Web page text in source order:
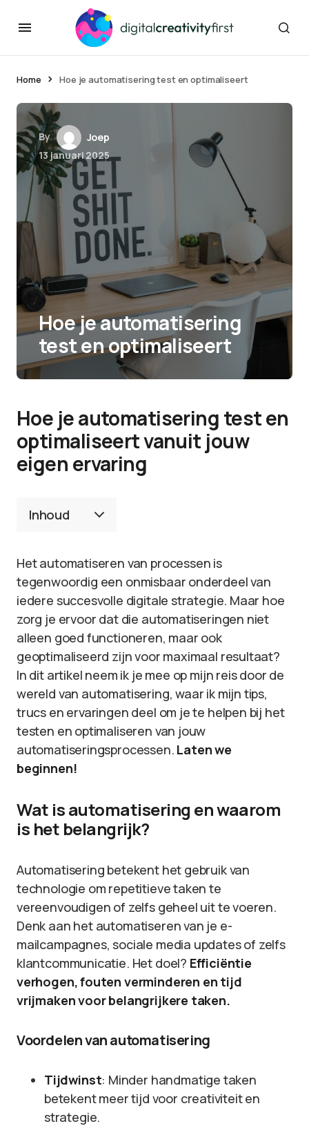
Home Hoe je automatisering test en optimaliseert
By
Joep
13 januari 2025
Hoe je automatisering
test en optimaliseert
Hoe je automatisering test en
optimaliseert vanuit jouw
eigen ervaring
Inhoud
Het automatiseren van processen is
tegenwoordig een onmisbaar onderdeel van
iedere succesvolle digitale strategie. Maar hoe
zorg je ervoor dat die automatiseringen niet
alleen goed functioneren, maar ook
geoptimaliseerd zijn voor maximaal resultaat?
In dit artikel neem ik je mee op mijn reis door de
wereld van automatisering, waar ik mijn tips,
trucs en ervaringen deel om je te helpen bij het
testen en optimaliseren van jouw
automatiseringsprocessen. Laten we
beginnen!
Wat is automatisering en waarom
is het belangrijk?
Automatisering betekent het gebruik van
technologie om repetitieve taken te
vereenvoudigen of zelfs geheel uit te voeren.
Denk aan het automatiseren van je e-
mailcampagnes, sociale media updates of zelfs
klantcommunicatie. Het doel? Efficiëntie
verhogen, fouten verminderen en tijd
vrijmaken voor belangrijkere taken.
Voordelen van automatisering
Tijdwinst: Minder handmatige taken
betekent meer tijd voor creativiteit en
strategie.